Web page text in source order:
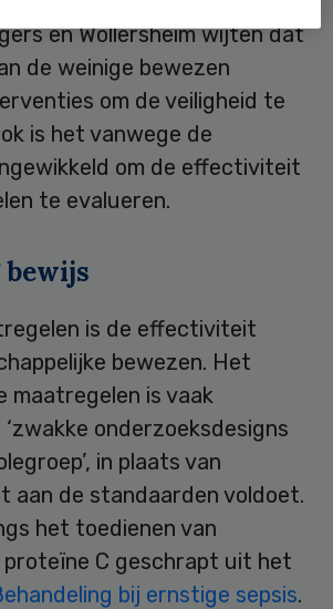
en Wollersheim wijten dat
de weinige bewezen
om de veiligheid te
is het vanwege de
om de effectiviteit
te evalueren.
is de effectiviteit
bewezen. Het
maatregelen is vaak
onderzoeksdesigns
in plaats van
aan de standaarden voldoet.
het toedienen van
C geschrapt uit het
bij ernstige sepsis.